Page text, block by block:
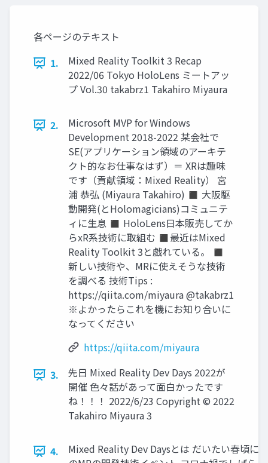
各ページのテキスト
1.
Mixed Reality Toolkit 3 Recap
2022/06 Tokyo HoloLens ミートアッ
プ Vol.30 takabrz1 Takahiro Miyaura
2.
Microsoft MVP for Windows
Development 2018-2022 某会社で
SE(アプリケーション領域のアーキテ
クト的なお仕事なはず）＝ XRは趣味
です（貢献領域：Mixed Reality） 宮
浦 恭弘 (Miyaura Takahiro) ◼ 大阪駆
動開発(とHolomagicians)コミュニテ
ィに生息 ◼ HoloLens日本販売してか
らxR系技術に取組む ◼最近はMixed
Reality Toolkit 3と戯れている。 ◼
新しい技術や、MRに使えそうな技術
を調べる 技術Tips :
https://qiita.com/miyaura @takabrz1
※よかったらこれを機にお知り合いに
なってください
https://qiita.com/miyaura
3.
先日 Mixed Reality Dev Days 2022が
開催 色々話があって面白かったです
ね！！！ 2022/6/23 Copyright © 2022
Takahiro Miyaura 3
4.
Mixed Reality Dev Daysとは だいたい春頃に